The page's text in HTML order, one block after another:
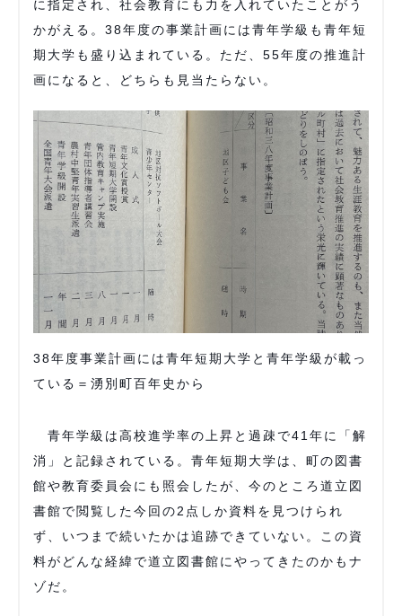
に指定され、社会教育にも力を入れていたことがう
かがえる。38年度の事業計画には青年学級も青年短
期大学も盛り込まれている。ただ、55年度の推進計
画になると、どちらも見当たらない。
38年度事業計画には青年短期大学と青年学級が載っ
ている＝湧別町百年史から
青年学級は高校進学率の上昇と過疎で41年に「解
消」と記録されている。青年短期大学は、町の図書
館や教育委員会にも照会したが、今のところ道立図
書館で閲覧した今回の2点しか資料を見つけられ
ず、いつまで続いたかは追跡できていない。この資
料がどんな経緯で道立図書館にやってきたのかもナ
ゾだ。